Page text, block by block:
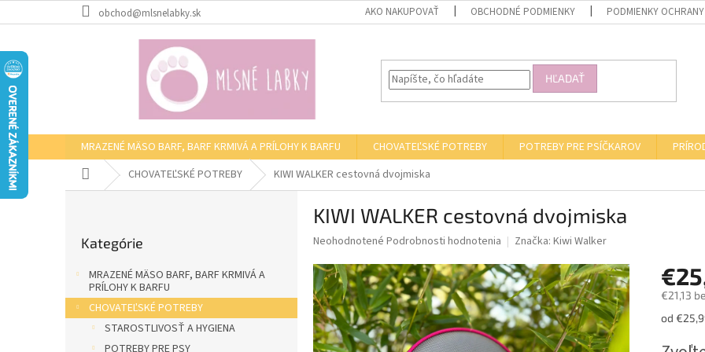
na
obchod@mlsnelabky.sk AKO NAKUPOVAŤ OBCHODNÉ PODMIENKY PODMIENKY OCHRANY
HĽADAŤ
MRAZENÉ MÄSO BARF, BARF KRMIVÁ A PRÍLOHY K BARFU CHOVATEĽSKÉ POTREBY POTREBY PRE PSÍČKAROV
Domov CHOVATEĽSKÉ POTREBY KIWI WALKER cestovná dvojmiska
a
n
kategórie
Kategórie
MRAZENÉ MÄSO BARF, BARF KRMIVÁ A
PRÍLOHY K BARFU
CHOVATEĽSKÉ POTREBY
STAROSTLIVOSŤ A HYGIENA
POTREBY PRE PSY
KIWI WALKER cestovná dvojmiska
Priemerné
produktu
je
0,0
z
5
hviezdičiek.
Neohodnotené Podrobnosti hodnotenia Značka: Kiwi Walker
€21,13
od